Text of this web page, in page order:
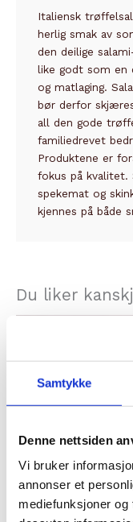
Samtykke
Denne nettsiden
Vi bruker
annonser et
mediefunksjoner
Italiensk
herlig smak av
den deilige
like godt som en
og matlaging.
bør derfor
all den gode
familiedrevet
Produktene er
fokus på kvalitet.
spekemat og
kjennes på både
Du liker
NØTTER & CHIPS
TRØFFELCHIPS 125G